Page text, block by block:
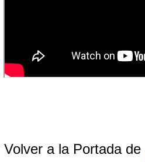
Volver a la Portada de